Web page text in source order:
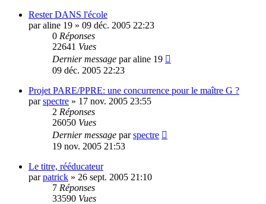
Rester DANS l'école
paraline 19 » 09 déc. 2005 22:23
0 Réponses
22641 Vues
Dernier message paraline 19
09 déc. 2005 22:23
Projet PARE/PPRE: une concurrence pour le maître G ?
parspectre » 17 nov. 2005 23:55
2 Réponses
26050 Vues
Dernier message parspectre
19 nov. 2005 21:53
Le titre, rééducateur
parpatrick » 26 sept. 2005 21:10
7 Réponses
33590 Vues